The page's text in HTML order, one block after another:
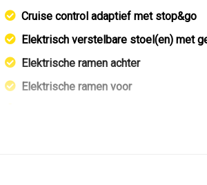
Cruise control adaptief met stop&go
Elektrisch verstelbare stoel(en) met
Elektrische ramen achter
Elektrische ramen voor